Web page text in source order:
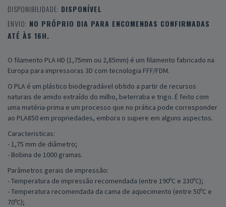
DISPONIBILIDADE: DISPONÍVEL
ENVIO: NO PRÓPRIO DIA PARA ENCOMENDAS CONFIRMADAS
ATÉ ÀS 16H.
O filamento PLA HD (1,75mm ou 2,85mm) é um filamento fabricado na
Europa para impressoras 3D com tecnologia FFF/FDM.
O PLA é um plástico biodegradável obtido a partir de recursos
naturais de amido extraído do milho, beterraba e trigo. É feito com
uma matéria-prima e um processo que no prática pode corresponder
ao PLA850 em propriedades, embora o supere em alguns aspectos.
Caracteristicas:
- 1,75 mm de diâmetro;
- Bobina de 1000 gramas.
Parâmetros gerais de impressão:
- Temperatura de impressão recomendada (entre 190ºC e 230ºC);
- Temperatura recomendada da cama de aquecimento (entre 50ºC e
70ºC);